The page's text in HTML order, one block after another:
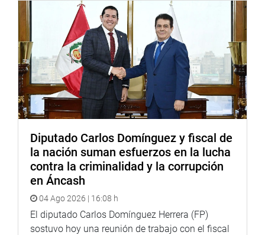
Diputado Carlos Domínguez y fiscal de
la nación suman esfuerzos en la lucha
contra la criminalidad y la corrupción
en Áncash
04 Ago 2026 | 16:08 h
El diputado Carlos Domínguez Herrera (FP)
sostuvo hoy una reunión de trabajo con el fiscal